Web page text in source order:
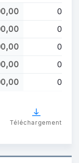
0
0
0
0
0
Téléchargement